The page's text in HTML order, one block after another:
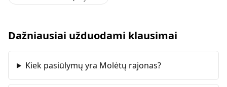
Dažniausiai užduodami klausimai
Kiek pasiūlymų yra Molėtų rajonas?